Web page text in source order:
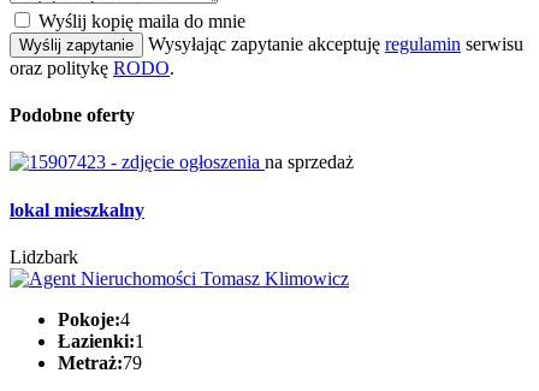
Wyślij kopię maila do mnie
Wyślij zapytanie Wysyłając zapytanie akceptuję regulamin serwisu
oraz politykę RODO.
Podobne oferty
na sprzedaż
lokal mieszkalny
Lidzbark
Pokoje:4
Łazienki:1
Metraż:79